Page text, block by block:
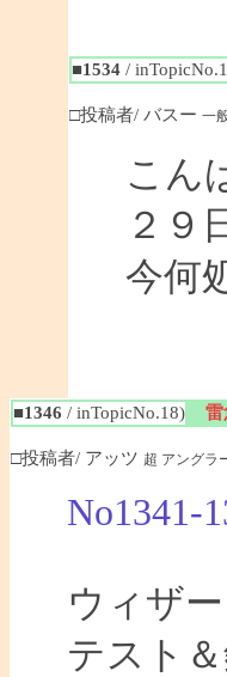
■1534/
□投稿者/ バスー 一
こん
２９
今何
■1346 / inTopicNo.18) 雷
□投稿者/ アッツ 超 アングラ
No1341-
ウィザ
テスト